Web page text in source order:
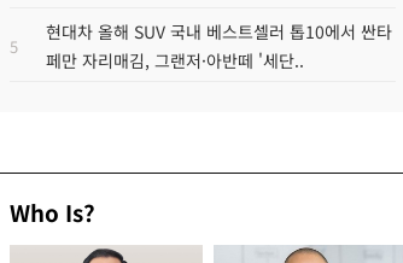
5
현대차 올해 SUV 국내 베스트셀러 톱10에서 싼타
페만 자리매김, 그랜저·아반떼 '세단..
Who Is?